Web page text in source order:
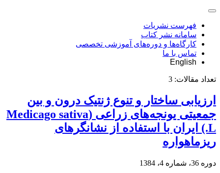
فهرست نشریات
سامانه نشر کتاب
کارگاه‌ها و دوره‌های آموزشی تخصصی
تماس با ما
English
تعداد مقالات: 3
ارزیابی ساختار و تنوع ژنتیک درون و بین‌
جمعیتی یونجه‌های زراعی (Medicago sativa
L.) ایران با استفاده از نشانگرهای
ریزماهواره
دوره 36، شماره 4، 1384